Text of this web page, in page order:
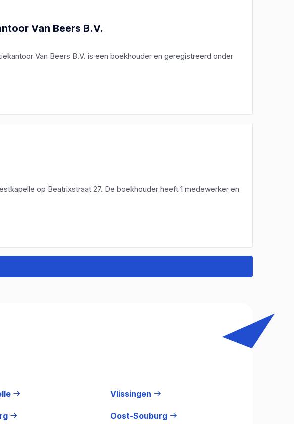
Van Beers B.V.
Van Beers B.V. is een boekhouder en geregistreerd onder
op Beatrixstraat 27. De boekhouder heeft 1 medewerker en
Vlissingen
Oost-Souburg